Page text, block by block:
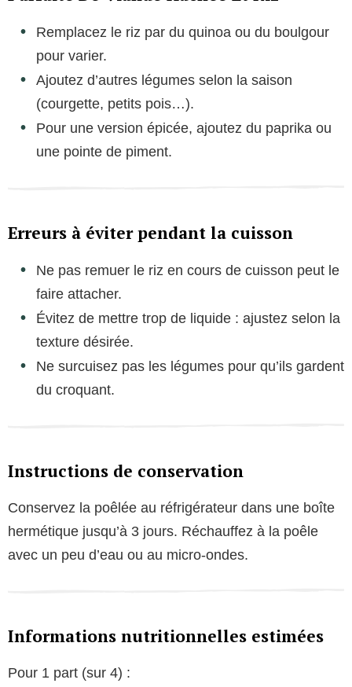
Remplacez le riz par du quinoa ou du boulgour
pour varier.
Ajoutez d’autres légumes selon la saison
(courgette, petits pois…).
Pour une version épicée, ajoutez du paprika ou
une pointe de piment.
Erreurs à éviter pendant la cuisson
Ne pas remuer le riz en cours de cuisson peut le
faire attacher.
Évitez de mettre trop de liquide : ajustez selon la
texture désirée.
Ne surcuisez pas les légumes pour qu’ils gardent
du croquant.
Instructions de conservation
Conservez la poêlée au réfrigérateur dans une boîte
hermétique jusqu’à 3 jours. Réchauffez à la poêle
avec un peu d’eau ou au micro-ondes.
Informations nutritionnelles estimées
Pour 1 part (sur 4) :